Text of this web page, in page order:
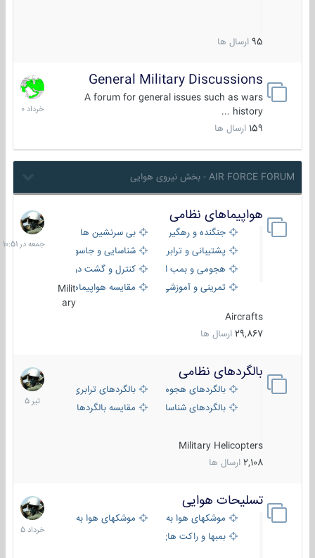
95 ارسال ها
General Military Discussions
A forum for general issues such as wars
history ...
159 ارسال ها
10
خرداد
1400
AIR FORCE FORUM - بخش نیروی هوایی
هواپیماهای نظامی
جنگنده و رهگیر
بی سرنشین ها
پشتیبانی و ترابری
شناسایی و جاسوسی
هجومی و بمب افکن
کنترل و گشت دریایی
تمرینی و آموزشی
مقایسه هواپیماهاMilit
ary
Aircrafts
29,867 ارسال ها
جمعه
در
10:51
بالگردهای نظامی
بالگردهای هجومی
بالگردهای ترابری
بالگردهای شناسایی
مقایسه بالگردها
Military Helicopters
2,108 ارسال ها
22
تیر
1405
تسلیحات هوایی
موشکهای هوا به هوا
موشکهای هوا به سطح
بمبها و راکت های هوایی
30
خرداد
1405